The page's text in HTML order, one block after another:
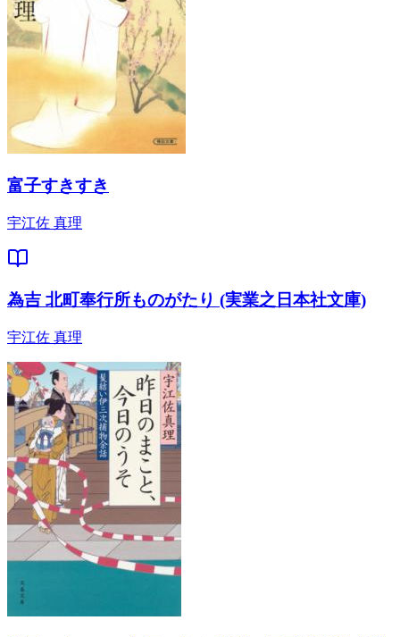
富子すきすき
宇江佐 真理
為吉 北町奉行所ものがたり (実業之日本社文庫)
宇江佐 真理